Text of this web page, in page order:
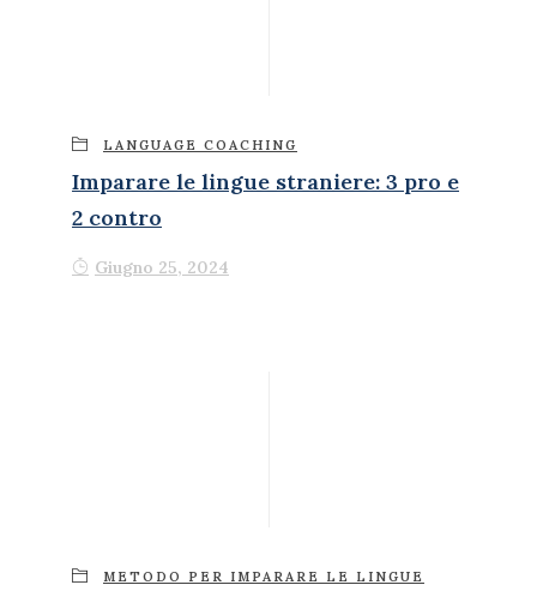
LANGUAGE COACHING
Imparare le lingue straniere: 3 pro e
2 contro
Giugno 25, 2024
METODO PER IMPARARE LE LINGUE